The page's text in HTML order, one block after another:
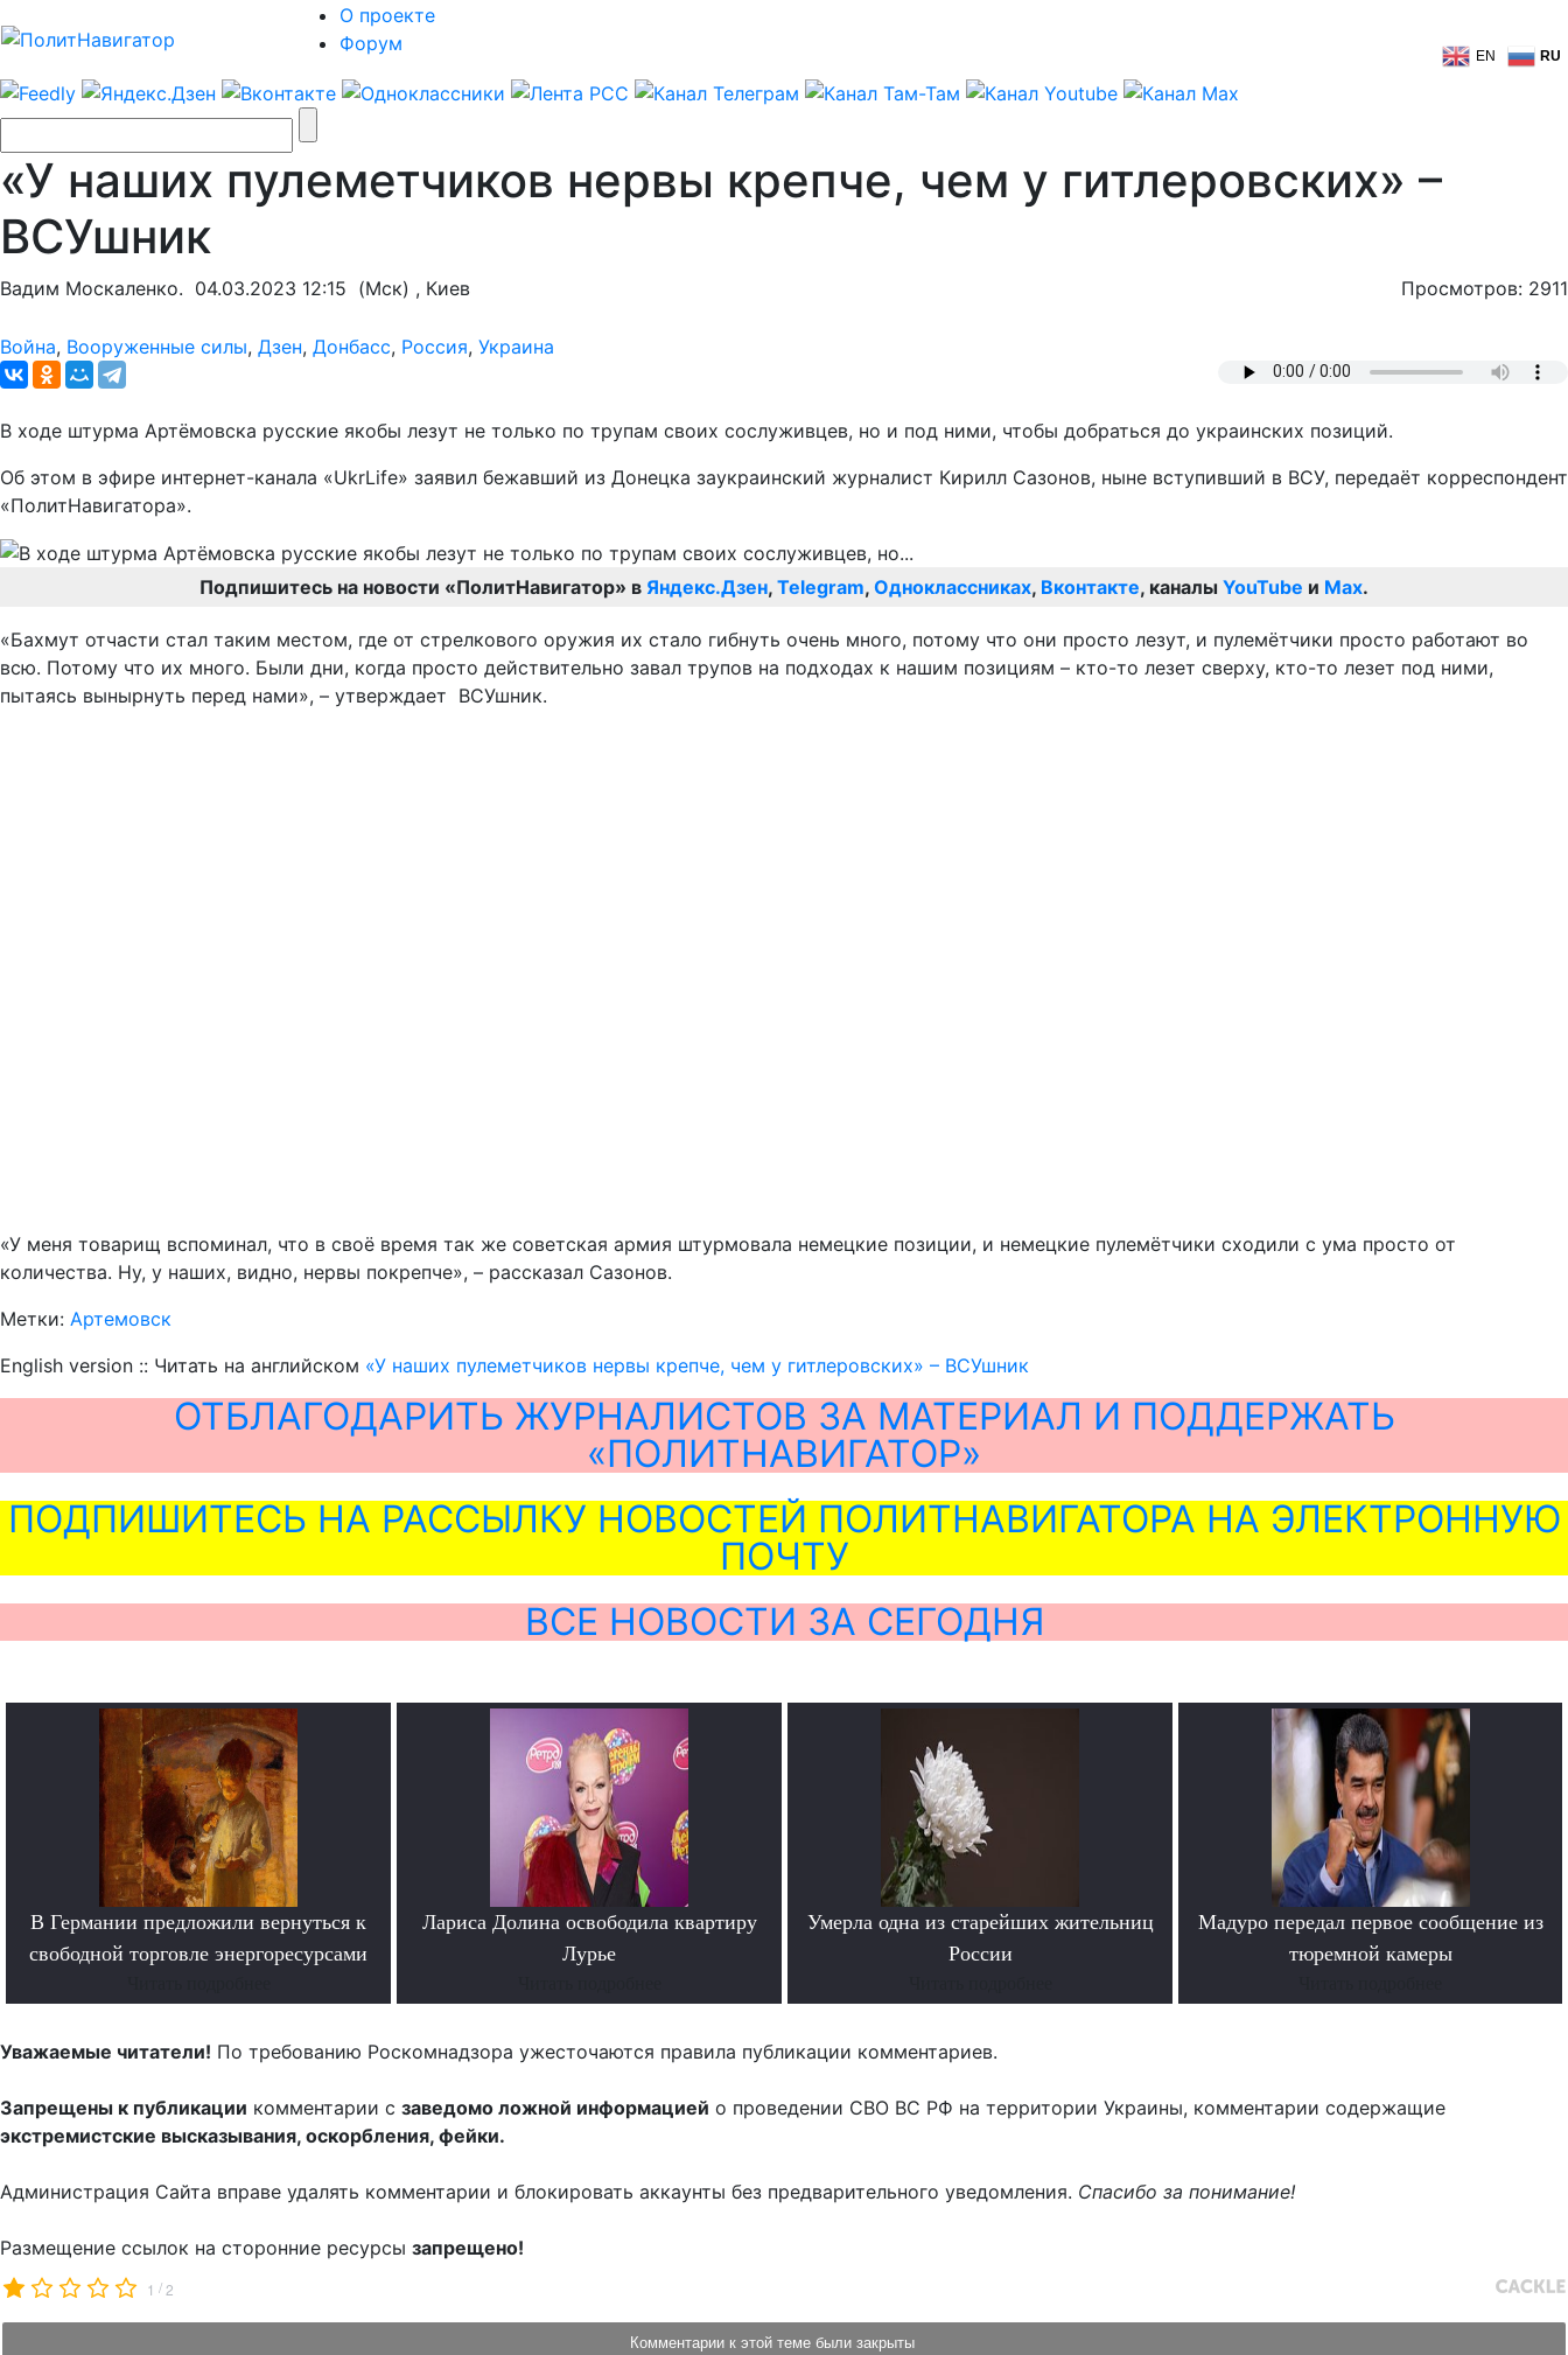
О проекте
Форум
EN RU
«У наших пулеметчиков нервы крепче, чем у гитлеровских» –
ВСУшник
Вадим Москаленко. 04.03.2023 12:15 (Мск) , Киев Просмотров: 2911
Война, Вооруженные силы, Дзен, Донбасс, Россия, Украина
В ходе штурма Артёмовска русские якобы лезут не только по трупам своих сослуживцев, но и под ними, чтобы добраться до украинских позиций.
Об этом в эфире интернет-канала «UkrLife» заявил бежавший из Донецка заукраинский журналист Кирилл Сазонов, ныне вступивший в ВСУ, передаёт корреспондент
«ПолитНавигатора».
Подпишитесь на новости «ПолитНавигатор» в Яндекс.Дзен, Telegram, Одноклассниках, Вконтакте, каналы YouTube и Max.
«Бахмут отчасти стал таким местом, где от стрелкового оружия их стало гибнуть очень много, потому что они просто лезут, и пулемётчики просто работают во
всю. Потому что их много. Были дни, когда просто действительно завал трупов на подходах к нашим позициям – кто-то лезет сверху, кто-то лезет под ними,
пытаясь вынырнуть перед нами», – утверждает ВСУшник.
«У меня товарищ вспоминал, что в своё время так же советская армия штурмовала немецкие позиции, и немецкие пулемётчики сходили с ума просто от
количества. Ну, у наших, видно, нервы покрепче», – рассказал Сазонов.
Метки: Артемовск
English version :: Читать на английском «У наших пулеметчиков нервы крепче, чем у гитлеровских» – ВСУшник
ОТБЛАГОДАРИТЬ ЖУРНАЛИСТОВ ЗА МАТЕРИАЛ И ПОДДЕРЖАТЬ
«ПОЛИТНАВИГАТОР»
ПОДПИШИТЕСЬ НА РАССЫЛКУ НОВОСТЕЙ ПОЛИТНАВИГАТОРА НА ЭЛЕКТРОННУЮ
ПОЧТУ
ВСЕ НОВОСТИ ЗА СЕГОДНЯ
В Германии предложили вернуться к
свободной торговле энергоресурсами
Лариса Долина освободила квартиру
Лурье
Умерла одна из старейших жительниц
России
Мадуро передал первое сообщение из
тюремной камеры
Уважаемые читатели! По требованию Роскомнадзора ужесточаются правила публикации комментариев.
Запрещены к публикации комментарии с заведомо ложной информацией о проведении СВО ВС РФ на территории Украины, комментарии содержащие
экстремистские высказывания, оскорбления, фейки.
Администрация Сайта вправе удалять комментарии и блокировать аккаунты без предварительного уведомления. Спасибо за понимание!
Размещение ссылок на сторонние ресурсы запрещено!
1 /2
Комментарии к этой теме были закрыты